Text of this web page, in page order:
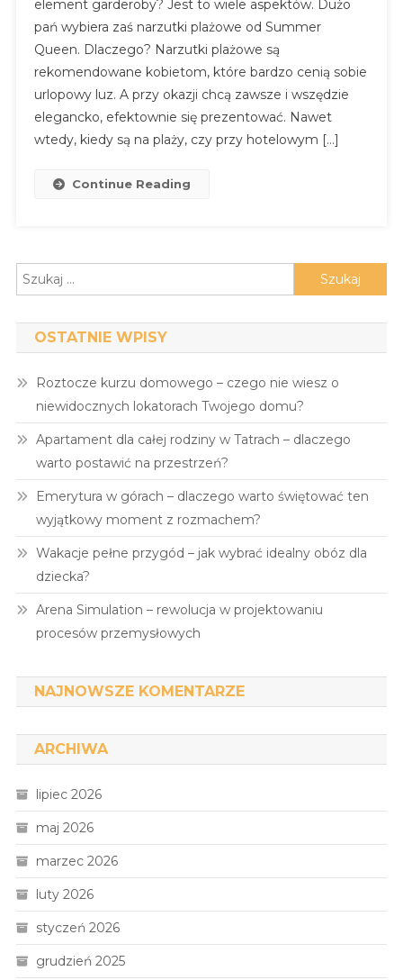
element garderoby? Jest to wiele aspektów. Dużo
pań wybiera zaś narzutki plażowe od Summer
Queen. Dlaczego? Narzutki plażowe są
rekomendowane kobietom, które bardzo cenią sobie
urlopowy luz. A przy okazji chcą zawsze i wszędzie
elegancko, efektownie się prezentować. Nawet
wtedy, kiedy są na plaży, czy przy hotelowym […]
Continue Reading
Szukaj:
OSTATNIE WPISY
Roztocze kurzu domowego – czego nie wiesz o
niewidocznych lokatorach Twojego domu?
Apartament dla całej rodziny w Tatrach – dlaczego
warto postawić na przestrzeń?
Emerytura w górach – dlaczego warto świętować ten
wyjątkowy moment z rozmachem?
Wakacje pełne przygód – jak wybrać idealny obóz dla
dziecka?
Arena Simulation – rewolucja w projektowaniu
procesów przemysłowych
NAJNOWSZE KOMENTARZE
ARCHIWA
lipiec 2026
maj 2026
marzec 2026
luty 2026
styczeń 2026
grudzień 2025